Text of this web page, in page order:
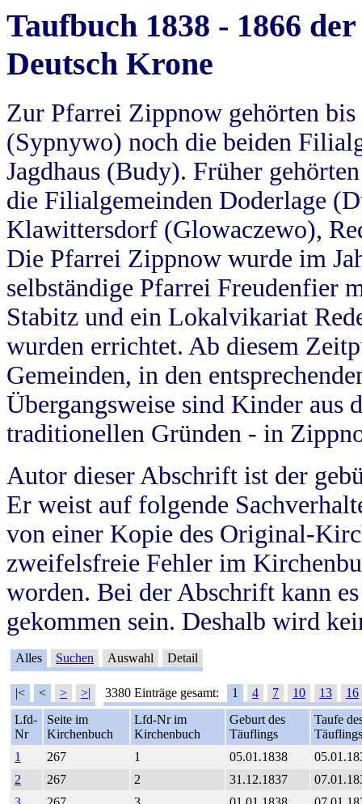
Taufbuch 1838 - 1866
Deutsch Krone
Zur Pfarrei Zippnow gehörten
(Sypnywo) noch die beiden
Jagdhaus (Budy). Früher
die Filialgemeinden Doderlage
Klawittersdorf (Glowaczewo),
Die Pfarrei Zippnow wurde im
selbständige Pfarrei Freudenfier
Stabitz und ein Lokalvikariat
wurden errichtet. Ab diesem
Gemeinden, in den
Übergangsweise sind Kinder aus
traditionellen Gründen - in
Autor dieser Abschrift ist der
Er weist auf folgende
von einer Kopie des Original-
zweifelsfreie Fehler im
worden. Bei der Abschrift kann
gekommen sein. Deshalb wird
Alles Suchen Auswahl Detail
|< < > >| 3380 Einträge gesamt: 1 4 7 10 13
16
Lfd-
Nr
Seite im
Kirchenbuch
Lfd-Nr im
Kirchenbuch
Geburt des
Täuflings
Taufe
Täuflings
1
267 1 05.01.1838
2
267 2 31.12.1837